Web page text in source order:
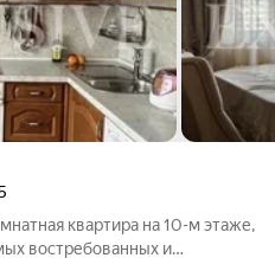
квартира на 10-м этаже,
востребованных и